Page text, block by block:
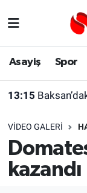
Asayiş Spor
13:15
VIDEO GALERI
kazandı
Asayiş
Gündem
Türkiye
Yaşam
Eskişehir
Eskişehir
Süper Lig
Tüm